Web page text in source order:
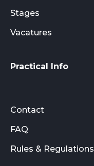
Stages
Vacatures
Practical Info
Contact
FAQ
Rules & Regulations